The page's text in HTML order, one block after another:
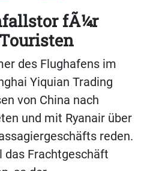
fÃ¼r
des Flughafens im
Yiquian Trading
von China nach
und mit Ryanair über
reden.
das Frachtgeschäft